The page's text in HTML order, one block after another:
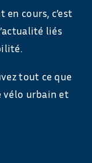
cours, c’est
liés
tout ce que
vélo urbain et